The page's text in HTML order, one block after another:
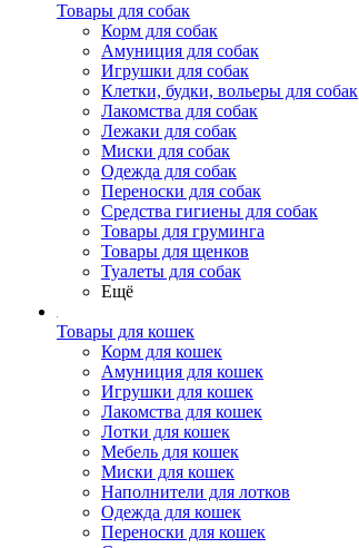
Товары для собак
Корм для собак
Амуниция для собак
Игрушки для собак
Клетки, будки, вольеры для собак
Лакомства для собак
Лежаки для собак
Миски для собак
Одежда для собак
Переноски для собак
Средства гигиены для собак
Товары для груминга
Товары для щенков
Туалеты для собак
Ещё
Товары для кошек
Корм для кошек
Амуниция для кошек
Игрушки для кошек
Лакомства для кошек
Лотки для кошек
Мебель для кошек
Миски для кошек
Наполнители для лотков
Одежда для кошек
Переноски для кошек